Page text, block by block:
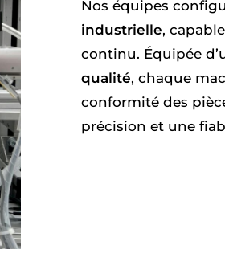
Nos équipes
industrielle,
continu. Équipée
qualité, chaque
conformité des
précision et une